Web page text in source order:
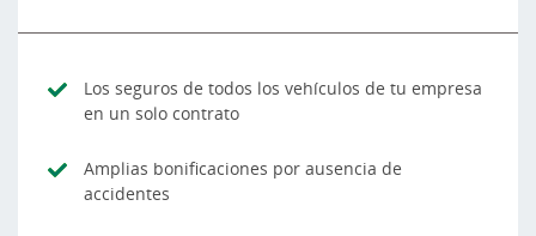
Los seguros de todos los vehículos de tu empresa
en un solo contrato
Amplias bonificaciones por ausencia de
accidentes